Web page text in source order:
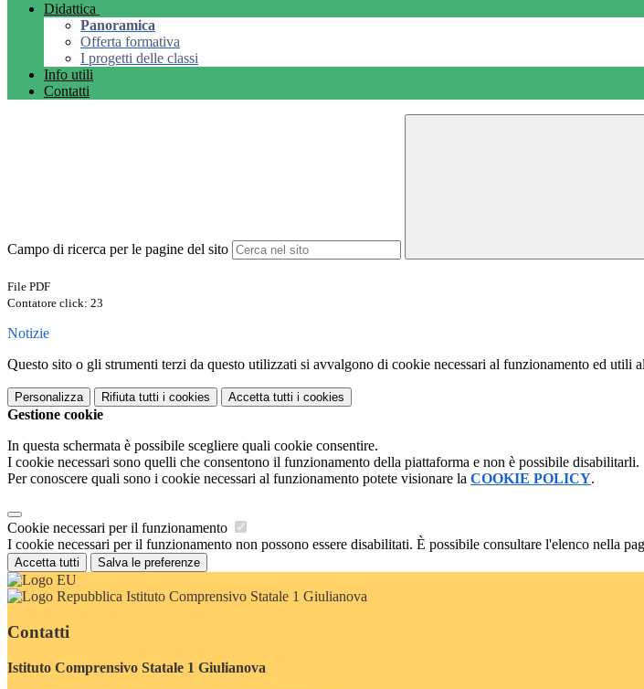
Didattica
Panoramica
Offerta formativa
I progetti delle classi
Info utili
Contatti
Campo di ricerca per le pagine del sito
File PDF
Contatore click: 23
Notizie
Questo sito o gli strumenti terzi da questo utilizzati si avvalgono di cookie necessari al funzionamento ed utili
Personalizza Rifiuta tutti i cookies Accetta tutti i cookies
Gestione cookie
In questa schermata è possibile scegliere quali cookie consentire.
I cookie necessari sono quelli che consentono il funzionamento della piattaforma e non è possibile disabilitarli.
Per conoscere quali sono i cookie necessari al funzionamento potete visionare la COOKIE POLICY.
Cookie necessari per il funzionamento
I cookie necessari per il funzionamento non possono essere disabilitati. È possibile consultare l'elenco nella
Accetta tutti Salva le preferenze
Istituto Comprensivo Statale 1 Giulianova
Contatti
Istituto Comprensivo Statale 1 Giulianova